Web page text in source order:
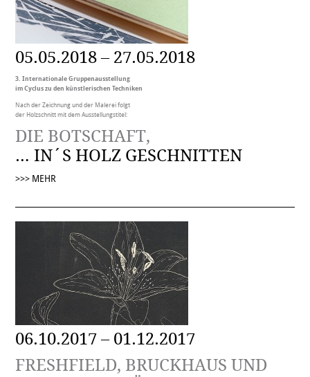
05.05.2018 – 27.05.2018
3. Internationale Gruppenausstellung
im Cyclus zu den künstlerischen Techniken
Nach der Zeichnung und der Malerei folgt
der Holzschnitt mit dem Ausstellungstitel:
DIE BOTSCHAFT,
… IN´S HOLZ GESCHNITTEN
>>> MEHR
06.10.2017 – 01.12.2017
FRESHFIELD, BRUCKHAUS UND